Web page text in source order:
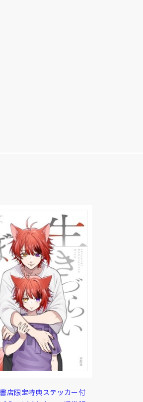
書店限定特典ステッカー付